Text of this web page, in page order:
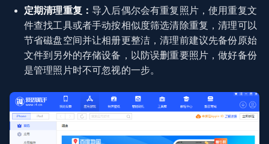
定期清理重复：导入后偶尔会有重复照片，使用重复文
件查找工具或者手动按相似度筛选清除重复，清理可以
节省磁盘空间并让相册更整洁，清理前建议先备份原始
文件到另外的存储设备，以防误删重要照片，做好备份
是管理照片时不可忽视的一步。